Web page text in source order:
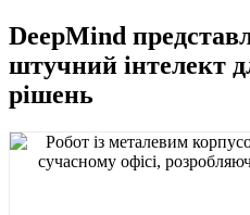
DeepMind
штучний інтелект
рішень